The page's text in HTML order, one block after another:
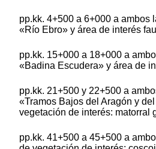
pp.kk. 4+500 a 6+000 a ambos
«Río Ebro» y área de interés
pp.kk. 15+000 a 18+000 a
«Badina Escudera» y área de
pp.kk. 21+500 y 22+500 a
«Tramos Bajos del Aragón y
vegetación de interés: matorral
pp.kk. 41+500 a 45+500 a